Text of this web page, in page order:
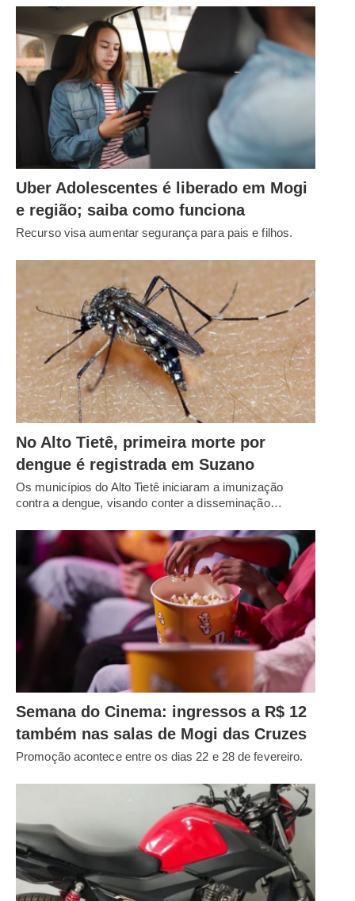
Uber Adolescentes é liberado em Mogi
e região; saiba como funciona
Recurso visa aumentar segurança para pais e filhos.
No Alto Tietê, primeira morte por
dengue é registrada em Suzano
Os municípios do Alto Tietê iniciaram a imunização
contra a dengue, visando conter a disseminação…
Semana do Cinema: ingressos a R$ 12
também nas salas de Mogi das Cruzes
Promoção acontece entre os dias 22 e 28 de fevereiro.